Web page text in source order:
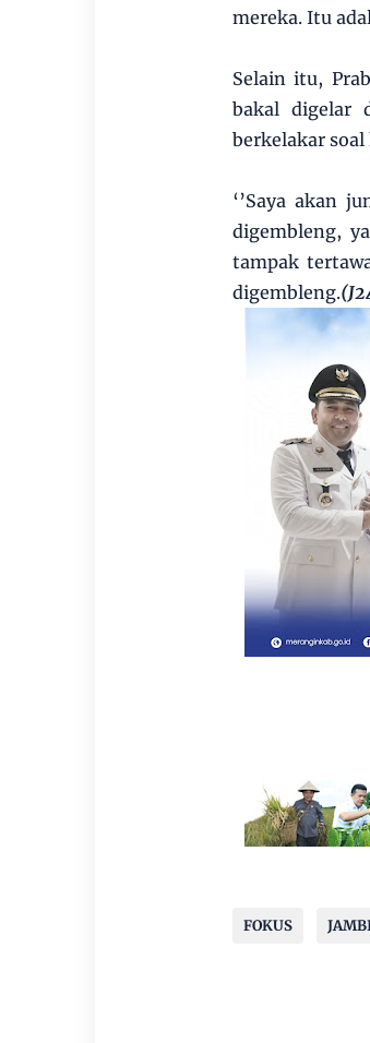
mereka. Itu
Selain itu,
bakal digelar
berkelakar
‘’Saya akan
digembleng,
tampak
digembleng.
FOKUS